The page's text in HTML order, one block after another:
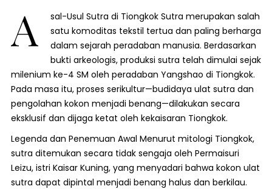
A
sal-Usul Sutra di Tiongkok Sutra merupakan salah
satu komoditas tekstil tertua dan paling berharga
dalam sejarah peradaban manusia. Berdasarkan
bukti arkeologis, produksi sutra telah dimulai sejak
milenium ke-4 SM oleh peradaban Yangshao di Tiongkok.
Pada masa itu, proses serikultur—budidaya ulat sutra dan
pengolahan kokon menjadi benang—dilakukan secara
eksklusif dan dijaga ketat oleh kekaisaran Tiongkok.
Legenda dan Penemuan Awal Menurut mitologi Tiongkok,
sutra ditemukan secara tidak sengaja oleh Permaisuri
Leizu, istri Kaisar Kuning, yang menyadari bahwa kokon ulat
sutra dapat dipintal menjadi benang halus dan berkilau.